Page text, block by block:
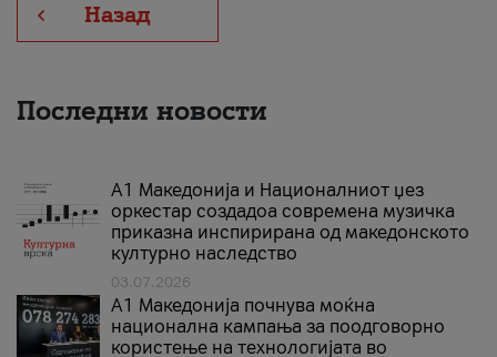
Назад
Последни новости
А1 Македонија и Националниот џез
оркестар создадоа современа музичка
приказна инспирирана од македонското
културно наследство
03.07.2026
A1 Македонија почнува моќна
национална кампања за поодговорно
користење на технологијата во